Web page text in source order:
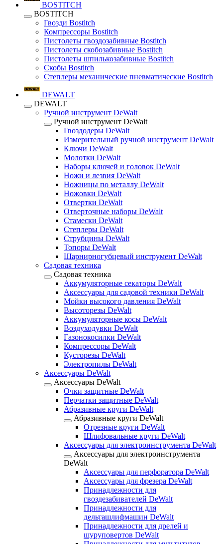
BOSTITCH
BOSTITCH
Гвозди Bostitch
Компрессоры Bostitch
Пистолеты гвоздозабивные Bostitch
Пистолеты скобозабивные Bostitch
Пистолеты шпилькозабивные Bostitch
Скобы Bostitch
Степлеры механические пневматические Bostitch
DEWALT
DEWALT
Ручной инструмент DeWalt
Ручной инструмент DeWalt
Гвоздодеры DeWalt
Измерительный ручной инструмент DeWalt
Ключи DeWalt
Молотки DeWalt
Наборы ключей и головок DeWalt
Ножи и лезвия DeWalt
Ножницы по металлу DeWalt
Ножовки DeWalt
Отвертки DeWalt
Отверточные наборы DeWalt
Стамески DeWalt
Степлеры DeWalt
Струбцины DeWalt
Топоры DeWalt
Шарнирногубцевый инструмент DeWalt
Садовая техника
Садовая техника
Аккумуляторные секаторы DeWalt
Аксессуары для садовой техники DeWalt
Мойки высокого давления DeWalt
Высоторезы DeWalt
Аккумуляторные косы DeWalt
Воздуходувки DeWalt
Газонокосилки DeWalt
Компрессоры DeWalt
Кусторезы DeWalt
Электропилы DeWalt
Аксессуары DeWalt
Аксессуары DeWalt
Очки защитные DeWalt
Перчатки защитные DeWalt
Абразивные круги DeWalt
Абразивные круги DeWalt
Отрезные круги DeWalt
Шлифовальные круги DeWalt
Аксессуары для электроинструмента DeWalt
Аксессуары для электроинструмента
DeWalt
Аксессуары для перфоратора DeWalt
Аксессуары для фрезера DeWalt
Принадлежности для
гвоздезабивателей DeWalt
Принадлежности для
дельташлифмашин DeWalt
Принадлежности для дрелей и
шуруповертов DeWalt